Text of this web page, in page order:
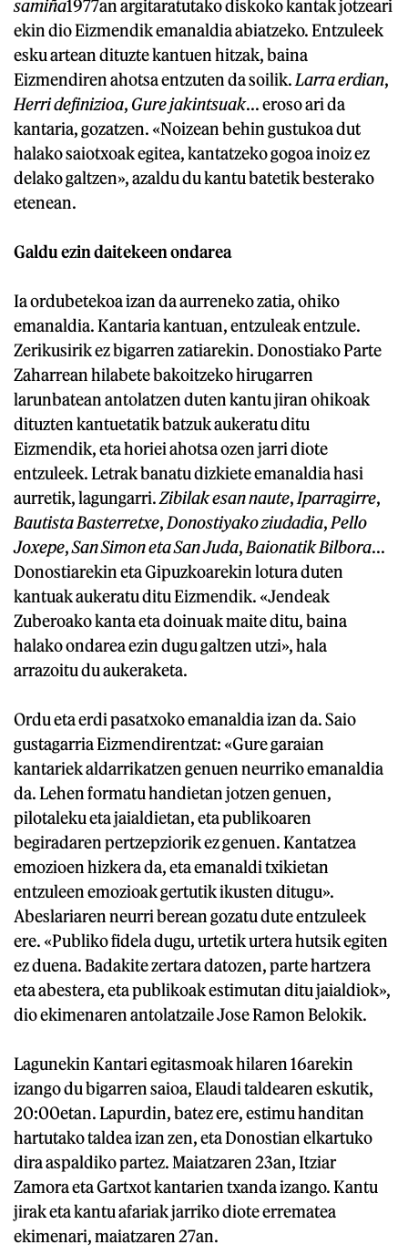
samiña1977an argitaratutako diskoko kantak jotzeari
ekin dio Eizmendik emanaldia abiatzeko. Entzuleek
esku artean dituzte kantuen hitzak, baina
Eizmendiren ahotsa entzuten da soilik. Larra erdian,
Herri definizioa, Gure jakintsuak... eroso ari da
kantaria, gozatzen. «Noizean behin gustukoa dut
halako saiotxoak egitea, kantatzeko gogoa inoiz ez
delako galtzen», azaldu du kantu batetik besterako
etenean.
Galdu ezin daitekeen ondarea
Ia ordubetekoa izan da aurreneko zatia, ohiko
emanaldia. Kantaria kantuan, entzuleak entzule.
Zerikusirik ez bigarren zatiarekin. Donostiako Parte
Zaharrean hilabete bakoitzeko hirugarren
larunbatean antolatzen duten kantu jiran ohikoak
dituzten kantuetatik batzuk aukeratu ditu
Eizmendik, eta horiei ahotsa ozen jarri diote
entzuleek. Letrak banatu dizkiete emanaldia hasi
aurretik, lagungarri.Zibilak esan naute, Iparragirre,
Bautista Basterretxe, Donostiyako ziudadia, Pello
Joxepe,San Simon eta San Juda, Baionatik Bilbora...
Donostiarekin eta Gipuzkoarekin lotura duten
kantuak aukeratu ditu Eizmendik. «Jendeak
Zuberoako kanta eta doinuak maite ditu, baina
halako ondarea ezin dugu galtzen utzi», hala
arrazoitu du aukeraketa.
Ordu eta erdi pasatxoko emanaldia izan da. Saio
gustagarria Eizmendirentzat: «Gure garaian
kantariek aldarrikatzen genuen neurriko emanaldia
da. Lehen formatu handietan jotzen genuen,
pilotaleku eta jaialdietan, eta publikoaren
begiradaren pertzepziorik ez genuen. Kantatzea
emozioen hizkera da, eta emanaldi txikietan
entzuleen emozioak gertutik ikusten ditugu».
Abeslariaren neurri berean gozatu dute entzuleek
ere. «Publiko fidela dugu, urtetik urtera hutsik egiten
ez duena. Badakite zertara datozen, parte hartzera
eta abestera, eta publikoak estimutan ditu jaialdiok»,
dio ekimenaren antolatzaile Jose Ramon Belokik.
Lagunekin Kantari egitasmoak hilaren 16arekin
izango du bigarren saioa, Elaudi taldearen eskutik,
20:00etan. Lapurdin, batez ere, estimu handitan
hartutako taldea izan zen, eta Donostian elkartuko
dira aspaldiko partez. Maiatzaren 23an, Itziar
Zamora eta Gartxot kantarien txanda izango. Kantu
jirak eta kantu afariak jarriko diote errematea
ekimenari, maiatzaren 27an.